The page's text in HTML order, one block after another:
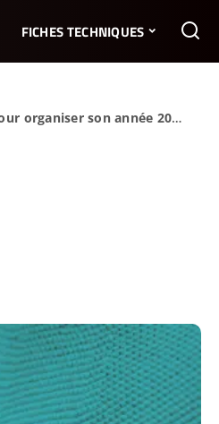
FICHES TECHNIQUES
organiser son année 2022